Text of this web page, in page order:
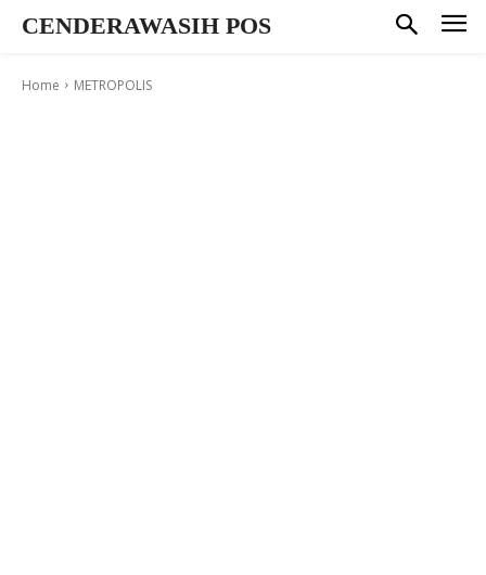
CENDERAWASIH POS
Home METROPOLIS